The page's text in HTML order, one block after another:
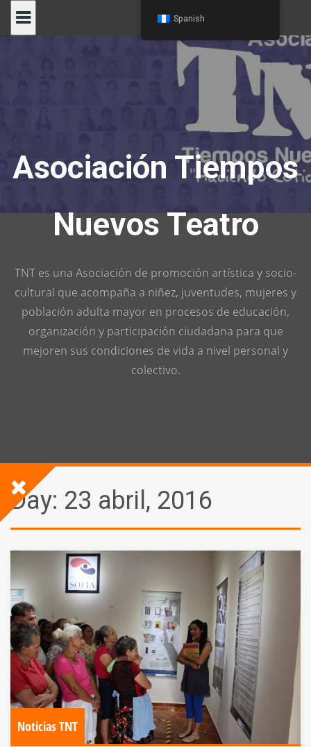
Asociación Tiempos
Nuevos Teatro
TNT es una Asociación de promoción artística y socio-
cultural que acompaña a niñez, juventudes, mujeres y
población adulta mayor en procesos de educación,
organización y participación ciudadana para que
mejoren sus condiciones de vida a nivel personal y
colectivo.
Day: 23 abril, 2016
Noticias TNT
Spanish